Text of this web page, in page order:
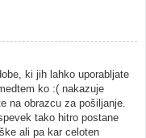
ki jih lahko uporabljate
ko :( nakazuje
na obrazcu za pošiljanje.
tako hitro postane
ali pa kar celoten